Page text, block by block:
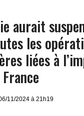
aurait
les
liées à
11/2024 à 21h19